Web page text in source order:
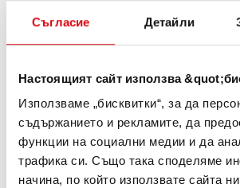
Съгласие Детайли
Настоящият сайт използва
Използваме „бисквитки“, за да
съдържанието и рекламите, да
функции на социални медии и да
трафика си. Също така споделяме
начина, по който използвате сайта
610 48
Banner. Качество на оригинал за
ИНФОРМАЦИЯ ЗА ИЗДЕЛИЯТА >
Купете този акумулатор: